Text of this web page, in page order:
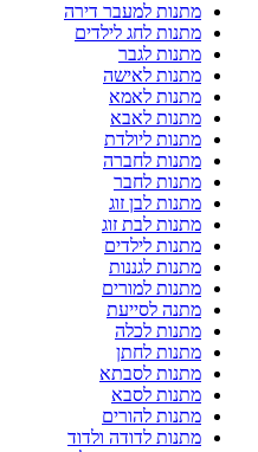
מתנות למעבר דירה
מתנות לחג לילדים
מתנות לגבר
מתנות לאישה
מתנות לאמא
מתנות לאבא
מתנות ליולדת
מתנות לחברה
מתנות לחבר
מתנות לבן זוג
מתנות לבת זוג
מתנות לילדים
מתנות לגננות
מתנות למורים
מתנה לסייעת
מתנות לכלה
מתנות לחתן
מתנות לסבתא
מתנות לסבא
מתנות להורים
מתנות לדודה ולדוד